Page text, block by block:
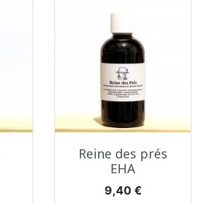
Reine des prés
EHA
Prix
9,40 €